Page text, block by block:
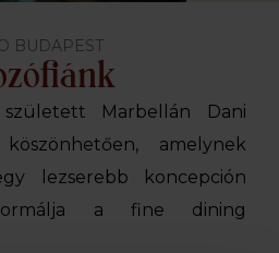
BUDAPEST
Marbellán Dani
amelynek
lezserebb koncepción
a fine dining